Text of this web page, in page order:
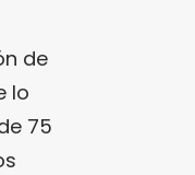
de
lo
75